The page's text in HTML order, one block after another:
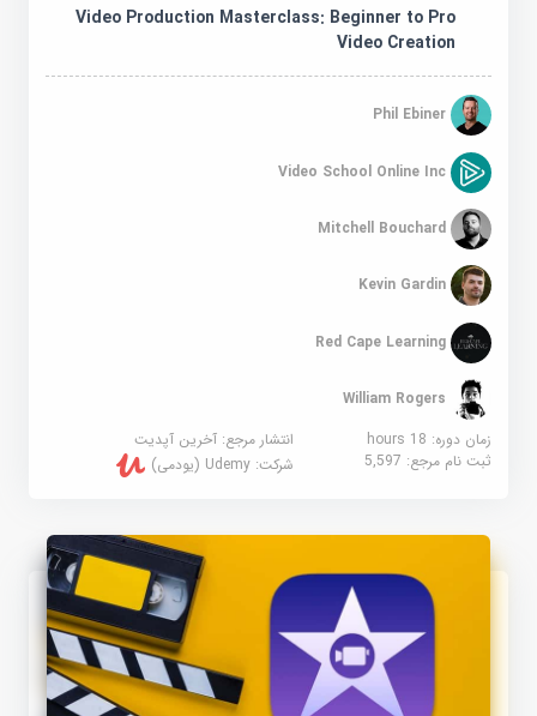
Video Production Masterclass: Beginner to Pro
Video Creation
Phil Ebiner
Video School Online Inc
Mitchell Bouchard
Kevin Gardin
Red Cape Learning
William Rogers
زمان دوره: 18 hours
انتشار مرجع:آخرین آپدیت
ثبت نام مرجع:5,597 شرکت:Udemy (یودمی)